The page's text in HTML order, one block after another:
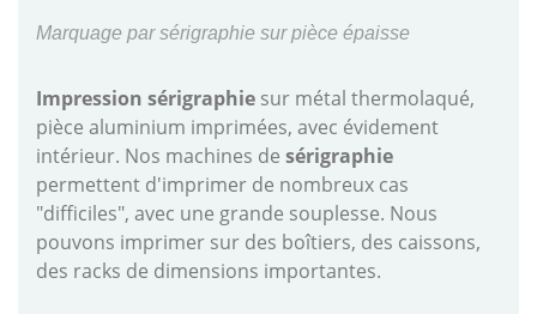
Marquage par sérigraphie sur pièce épaisse
Impression sérigraphie sur métal thermolaqué,
pièce aluminium imprimées, avec évidement
intérieur. Nos machines de sérigraphie
permettent d'imprimer de nombreux cas
"difficiles", avec une grande souplesse. Nous
pouvons imprimer sur des boîtiers, des caissons,
des racks de dimensions importantes.